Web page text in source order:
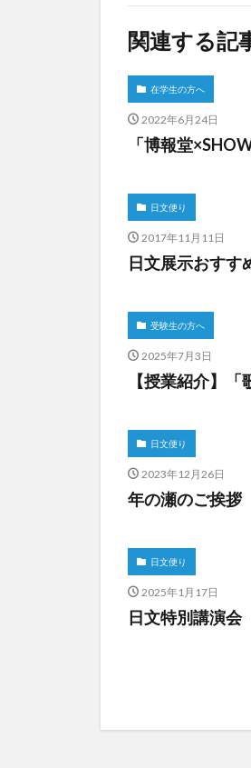
関連する記
在学生の方へ
2022年6月24日
「博報堂
日文便り
2017年11月11日
日文展示おす
受験生の方へ
2025年7月3日
【授業紹介】
日文便り
2023年12月26日
年の瀬のご挨拶
日文便り
2025年1月17日
日文特別講演会